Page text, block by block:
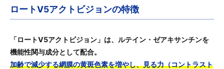
ロートV5アクトビジョンの特徴
「ロートV5アクトビジョン」は、ルテイン・ゼアキサンチンを
機能性関与成分として配合。
加齢で減少する網膜の黄斑色素を増やし、見る力（コントラスト